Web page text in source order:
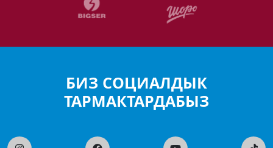
БИЗ СОЦИАЛДЫК
ТАРМАКТАРДАБЫЗ